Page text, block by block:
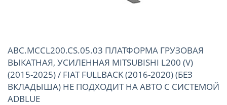
ABC.MCCL200.CS.05.03 ПЛАТФОРМА ГРУЗОВАЯ
ВЫКАТНАЯ, УСИЛЕННАЯ MITSUBISHI L200 (V)
(2015-2025) / FIAT FULLBACK (2016-2020) (БЕЗ
ВКЛАДЫША) НЕ ПОДХОДИТ НА АВТО С СИСТЕМОЙ
ADBLUE